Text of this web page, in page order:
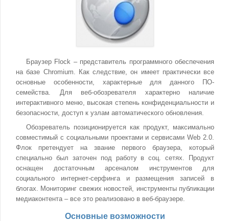
Браузер Flock – представитель программного обеспечения
на базе Chromium. Как следствие, он имеет практически все
основные особенности, характерные для данного ПО-
семейства. Для веб-обозревателя характерно наличие
интерактивного меню, высокая степень конфиденциальности и
безопасности, доступ к узлам автоматического обновления.
Обозреватель позиционируется как продукт, максимально
совместимый с социальными проектами и сервисами Web 2.0.
Флок претендует на звание первого браузера, который
специально был заточен под работу в соц. сетях. Продукт
оснащен достаточным арсеналом инструментов для
социального интернет-серфинга и размещения записей в
блогах. Мониторинг свежих новостей, инструменты публикации
медиаконтента – все это реализовано в веб-браузере.
Основные возможности